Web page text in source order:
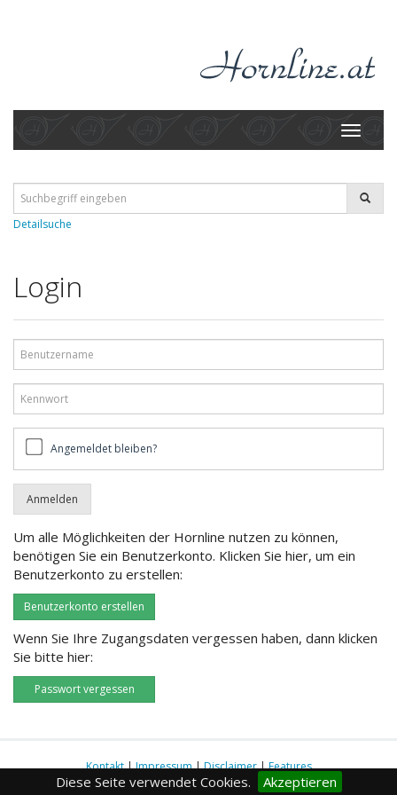
Diese Seite verwendet Cookies. Akzeptieren
Toggle
Detailsuche
Login
bleiben?Angemeldet bleiben?
Um alle Möglichkeiten der Hornline nutzen zu können,
benötigen Sie ein Benutzerkonto. Klicken Sie hier, um ein
Benutzerkonto zu erstellen:
Benutzerkonto erstellen
Wenn Sie Ihre Zugangsdaten vergessen haben, dann klicken
Sie bitte hier:
Passwort vergessen
Kontakt|Impressum|Disclaimer|Features